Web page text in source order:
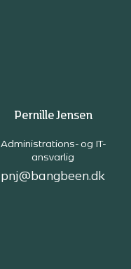
Pernille Jensen
Administrations- og IT-
ansvarlig
pnj@bangbeen.dk